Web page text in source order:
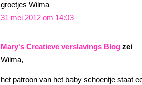
groetjes Wilma
31 mei 2012 om 14:03
Mary's Creatieve verslavings Blog zei
Wilma,
het patroon van het baby schoentje staat